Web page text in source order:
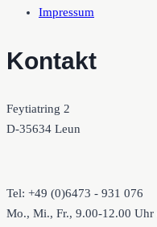
Impressum
Kontakt
Feytiatring 2
D-35634 Leun
Tel: +49 (0)6473 - 931 076
Mo., Mi., Fr., 9.00-12.00